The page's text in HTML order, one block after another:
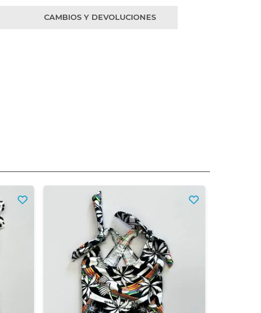
CAMBIOS Y DEVOLUCIONES